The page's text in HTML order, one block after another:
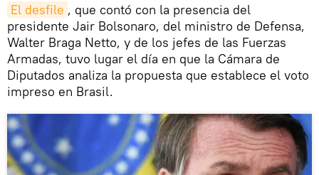
El desfile , que contó con la presencia del
presidente Jair Bolsonaro, del ministro de Defensa,
Walter Braga Netto, y de los jefes de las Fuerzas
Armadas, tuvo lugar el día en que la Cámara de
Diputados analiza la propuesta que establece el voto
impreso en Brasil.